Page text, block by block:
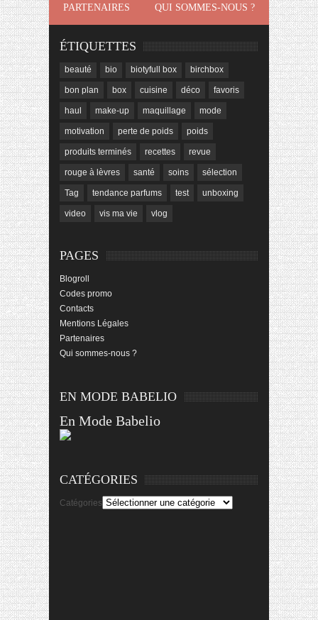
PARTENAIRES
QUI SOMMES-NOUS ?
ÉTIQUETTES
beauté bio biotyfull box birchbox
bon plan box cuisine déco favoris
haul make-up maquillage mode
motivation perte de poids poids
produits terminés recettes revue
rouge à lèvres santé soins sélection
Tag tendance parfums test unboxing
video vis ma vie vlog
PAGES
Blogroll
Codes promo
Contacts
Mentions Légales
Partenaires
Qui sommes-nous ?
EN MODE BABELIO
En Mode Babelio
CATÉGORIES
Catégories